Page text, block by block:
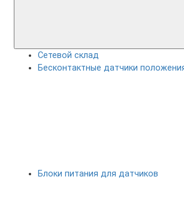
Сетевой склад
Бесконтактные датчики
Блоки питания для датчиков